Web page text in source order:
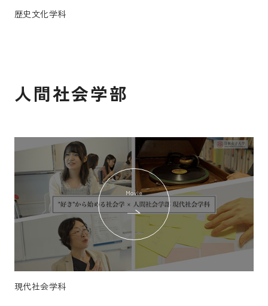
歴史文化学科
人間社会学部
Movie
現代社会学科